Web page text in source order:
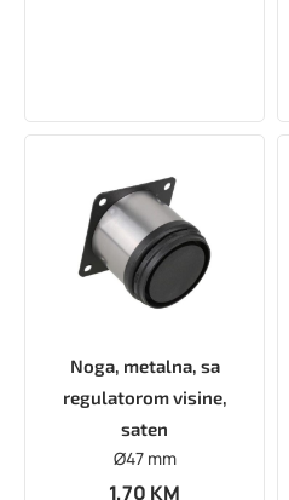
Noga, metalna, sa
regulatorom visine,
saten
Ø47 mm
1,70 KM